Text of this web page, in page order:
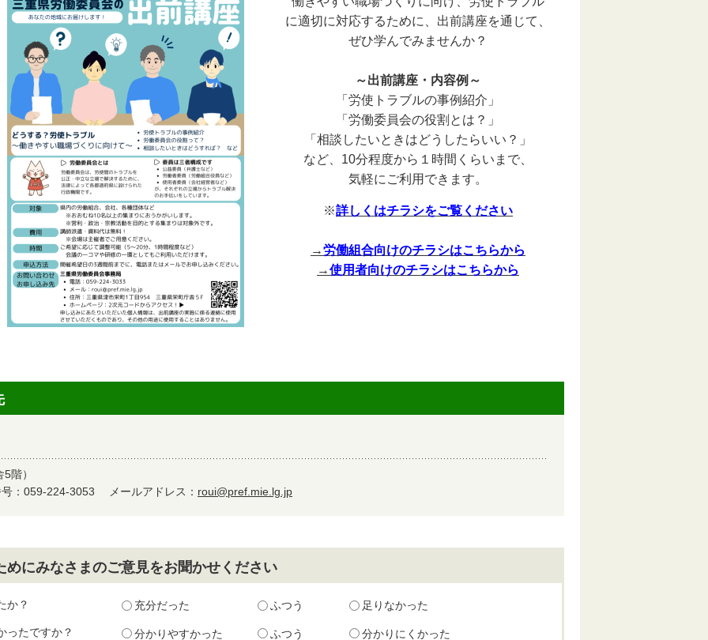
に適切に対応するために、出前講座を通じて、
ぜひ学んでみませんか？
～出前講座・内容例～
「労使トラブルの事例紹介」
「労働委員会の役割とは？」
「相談したいときはどうしたらいい？」
など、10分程度から１時間くらい まで、
気軽にご利用できます。
※詳しくはチラシをご覧ください
→労働組合向けのチラシはこちらから
→使用者向けのチラシはこちらから
階）
：059-224-3053
メールアドレス： roui@pref.mie.lg.jp
にみなさまのご意見をお聞かせください
か？ 充分だった ふつう 足りなかった
ったですか？ 分かりやすかった ふつう 分かりにくかった